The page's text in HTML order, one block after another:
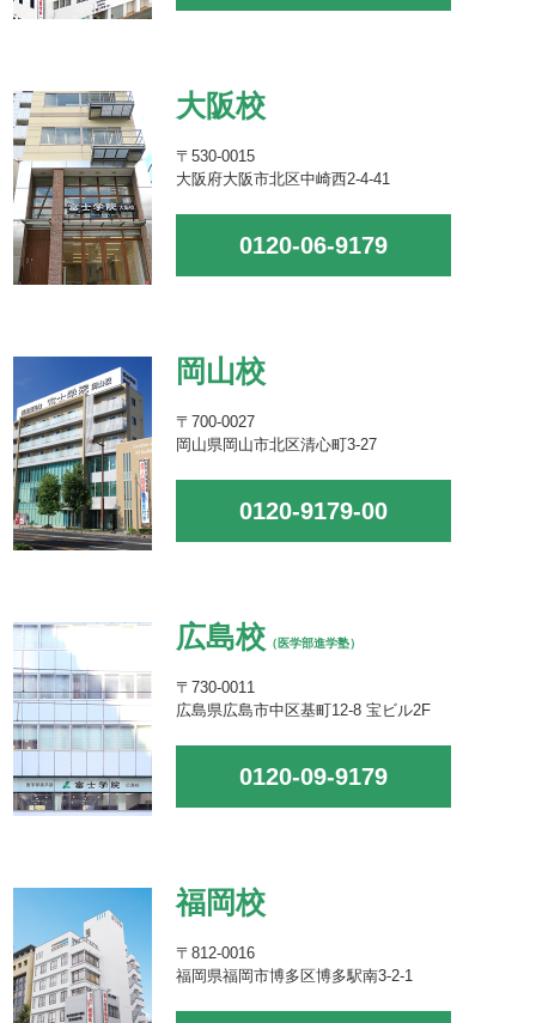
大阪校
〒530-0015
大阪府大阪市北区中崎西2-4-41
0120-06-9179
岡山校
〒700-0027
岡山県岡山市北区清心町3-27
0120-9179-00
広島校 （医学部進学塾）
〒730-0011
広島県広島市中区基町12-8 宝ビル2F
0120-09-9179
福岡校
〒812-0016
福岡県福岡市博多区博多駅南3-2-1